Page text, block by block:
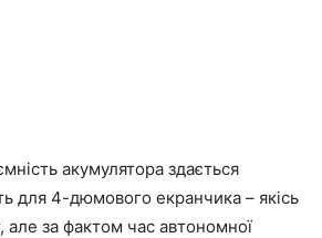
акумулятора здається
для 4-дюмового екранчика – якісь
але за фактом час автономної